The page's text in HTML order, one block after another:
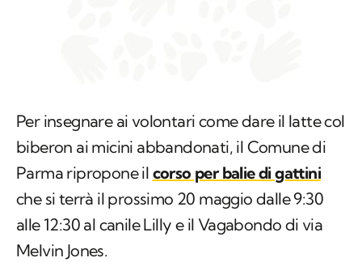
Per insegnare ai volontari come dare il latte col
biberon ai micini abbandonati, il Comune di
Parma ripropone il corso per balie di gattini
che si terrà il prossimo 20 maggio dalle 9:30
alle 12:30 al canile Lilly e il Vagabondo di via
Melvin Jones.